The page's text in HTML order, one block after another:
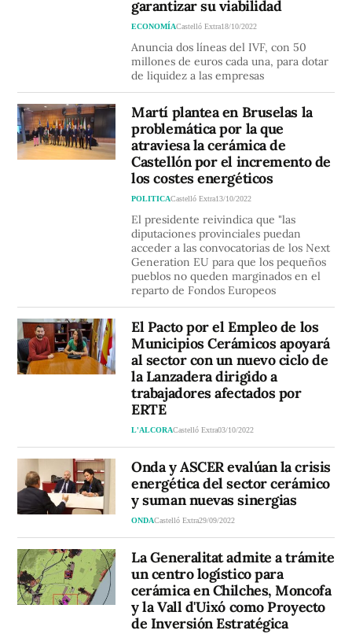
garantizar su viabilidad
ECONOMÍACastelló Extra18/10/2022
Anuncia dos líneas del IVF, con 50
millones de euros cada una, para dotar
de liquidez a las empresas
Martí plantea en Bruselas la
problemática por la que
atraviesa la cerámica de
Castellón por el incremento de
los costes energéticos
POLITICACastelló Extra13/10/2022
El presidente reivindica que "las
diputaciones provinciales puedan
acceder a las convocatorias de los Next
Generation EU para que los pequeños
pueblos no queden marginados en el
reparto de Fondos Europeos
El Pacto por el Empleo de los
Municipios Cerámicos apoyará
al sector con un nuevo ciclo de
la Lanzadera dirigido a
trabajadores afectados por
ERTE
L'ALCORACastelló Extra03/10/2022
Onda y ASCER evalúan la crisis
energética del sector cerámico
y suman nuevas sinergias
ONDACastelló Extra29/09/2022
La Generalitat admite a trámite
un centro logístico para
cerámica en Chilches, Moncofa
y la Vall d'Uixó como Proyecto
de Inversión Estratégica